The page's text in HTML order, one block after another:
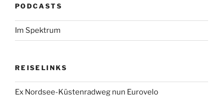
PODCASTS
Im Spektrum
REISELINKS
Ex Nordsee-Küstenradweg nun Eurovelo